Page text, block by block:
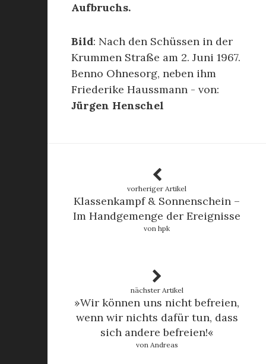
Aufbruchs.
Bild: Nach den Schüssen in der
Krummen Straße am 2. Juni 1967.
Benno Ohnesorg, neben ihm
Friederike Haussmann - von:
Jürgen Henschel
vorheriger Artikel
Klassenkampf & Sonnenschein –
Im Handgemenge der Ereignisse
von hpk
nächster Artikel
»Wir können uns nicht befreien,
wenn wir nichts dafür tun, dass
sich andere befreien!«
von Andreas